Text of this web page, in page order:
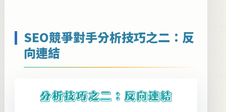
SEO競爭對手分析技巧之二：反
向連結